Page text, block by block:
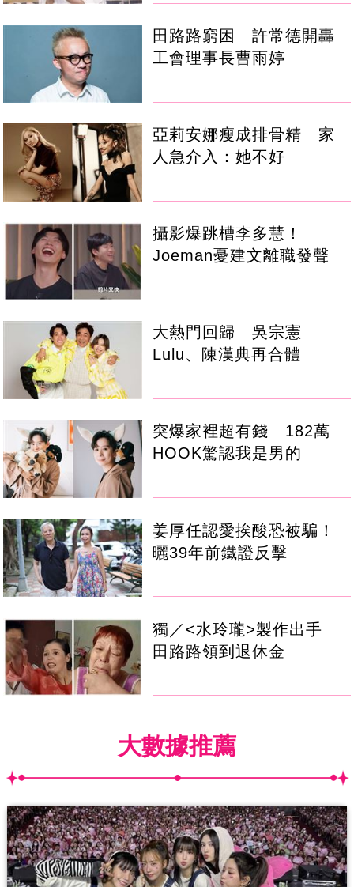
田路路窮困 許常德開轟
工會理事長曹雨婷
亞莉安娜瘦成排骨精 家
人急介入：她不好
攝影爆跳槽李多慧！
Joeman憂建文離職發聲
大熱門回歸 吳宗憲
Lulu、陳漢典再合體
突爆家裡超有錢 182萬
HOOK驚認我是男的
姜厚任認愛挨酸恐被騙！
曬39年前鐵證反擊
獨／<水玲瓏>製作出手
田路路領到退休金
大數據推薦